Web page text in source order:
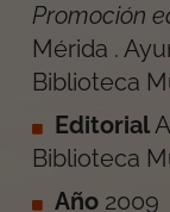
Promoción
Mérida .
Biblioteca
Editorial
Biblioteca
Año 2009